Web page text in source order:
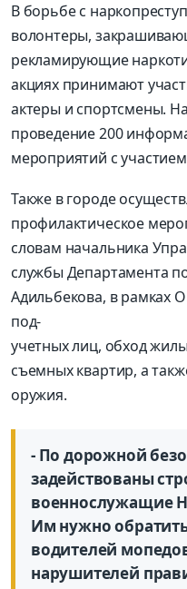
В борьбе с
волонтеры,
рекламирующие
акциях принимают
актеры и спортсмены.
проведение 200
мероприятий с
Также в городе
профилактическое
словам начальника
службы Департамента
Адильбекова, в рамках
под-
учетных лиц, обход
съемных квартир, а
оружия.
- По дорожной
задействованы
военнослужащие
Им нужно
водителей
нарушителей